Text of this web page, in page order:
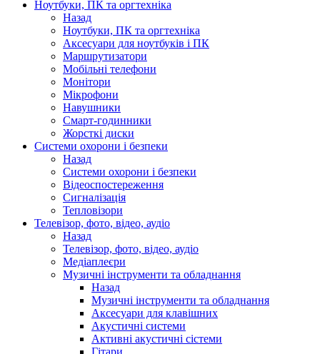
Ноутбуки, ПК та оргтехніка
Назад
Ноутбуки, ПК та оргтехніка
Аксесуари для ноутбуків і ПК
Маршрутизатори
Мобільні телефони
Монітори
Мікрофони
Навушники
Смарт-годинники
Жорсткі диски
Системи охорони і безпеки
Назад
Системи охорони і безпеки
Відеоспостереження
Сигналізація
Тепловізори
Телевізор, фото, відео, аудіо
Назад
Телевізор, фото, відео, аудіо
Медіаплеєри
Музичні інструменти та обладнання
Назад
Музичні інструменти та обладнання
Аксесуари для клавішних
Акустичні системи
Активні акустичні сістеми
Гітари